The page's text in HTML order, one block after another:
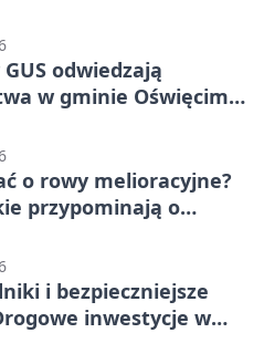
odwiedzają
w gminie Oświęcim.
o rowy melioracyjne?
przypominają o
i bezpieczniejsze
inwestycje w